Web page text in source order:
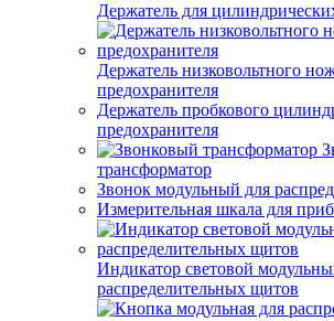
Держатель для
Держатель низковольтного
предохранителя
Держатель пробкового
предохранителя
трансформатор
Звонок модульный для
Измерительная шкала для
Индикатор световой
распределительных щитов